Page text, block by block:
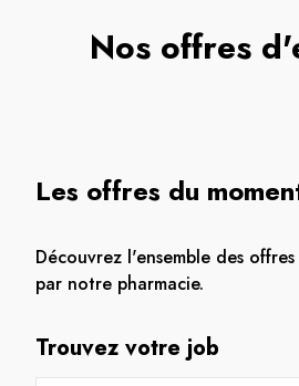
Nos offres
Les offres du
Découvrez l'ensemble des
par notre pharmacie.
Trouvez votre job